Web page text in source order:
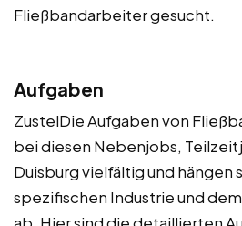
Fließbandarbeiter gesucht.
Aufgaben
ZustelDie Aufgaben von
bei diesen Nebenjobs,
Duisburg vielfältig und hängen
spezifischen Industrie und